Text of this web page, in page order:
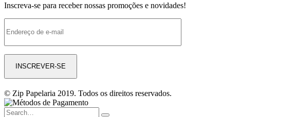
Inscreva-se para receber nossas promoções e novidades!
© Zip Papelaria 2019. Todos os direitos reservados.